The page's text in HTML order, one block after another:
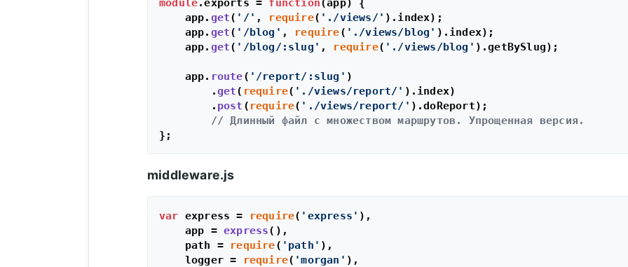
module.exports = function(app) {
    app.
get( '/' , require( './views/' ). index);
    app.
get( '/blog' , require( './views/blog' ). index);
    app.
get( '/blog/:slug' , require( './views/blog' ).getBySlug);
    app.
route( '/report/:slug' )
        .
get( require( './views/report/' ). index)
        .
post ( require( './views/report/' ).doReport);
// Длинный файл с множеством маршрутов. Упрощенная версия.
middleware.js
var express = require( 'express' ),
    app =
express(),
    path =
require( 'path' ),
    logger =
require( 'morgan' ),